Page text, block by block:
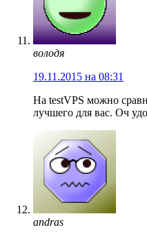
володя
19.11.2015 на 08:31
На testVPS можно
лучшего для вас. Оч
andras